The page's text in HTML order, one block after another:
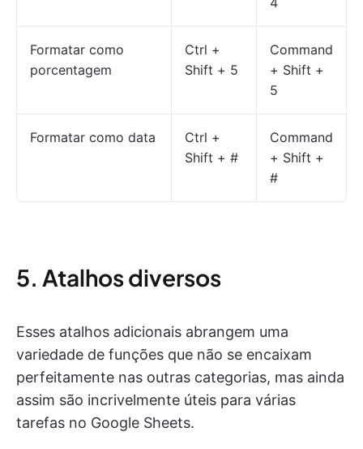
Formatar como
porcentagem
Ctrl +
Shift + 5
Command
+ Shift +
5
Formatar como data
Ctrl +
Shift + #
Command
+ Shift +
#
5. Atalhos diversos
Esses atalhos adicionais abrangem uma
variedade de funções que não se encaixam
perfeitamente nas outras categorias, mas ainda
assim são incrivelmente úteis para várias
tarefas no Google Sheets.